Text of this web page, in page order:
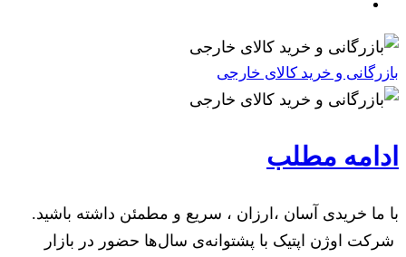
بازرگانی و خرید کالای خارجی
ادامه مطلب
با ما خریدی آسان ،ارزان ، سریع و مطمئن داشته باشید.
شرکت اوژن اپتیک با پشتوانه‌ی سال‌ها حضور در بازار